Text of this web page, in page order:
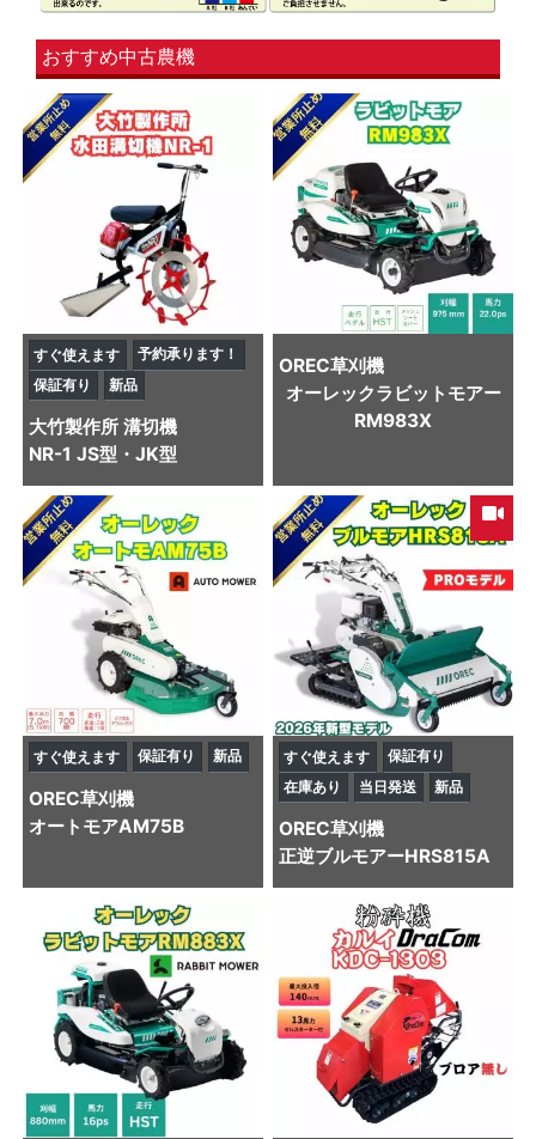
おすすめ中古農機
すぐ使えます
予約承ります！
保証有り
新品
大竹製作所 溝切機
NR-1 JS型・JK型
OREC草刈機
オーレックラビットモアー
RM983X
すぐ使えます 保証有り 新品
OREC草刈機
オートモアAM75B
すぐ使えます
保証有り
在庫あり
当日発送 新品
OREC草刈機
正逆ブルモアーHRS815A